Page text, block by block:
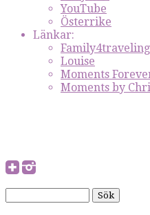
YouTube
Österrike
Länkar:
Family4traveling
Louise
Moments
Moments by